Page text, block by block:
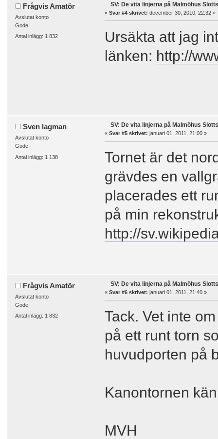
Frågvis Amatör
Avslutat konto
Gode
Antal inlägg: 1 832
SV: De vita linjerna på Malmöhus
« Svar #4 skrivet: december 30, 2010, 22:32 »
Ursäkta att jag
länken: http://
Sven lagman
Avslutat konto
Gode
Antal inlägg: 1 138
SV: De vita linjerna på Malmöhus
« Svar #5 skrivet: januari 01, 2011, 21:00 »
Tornet är det
grävdes en
placerades ett
på min
http://
Frågvis Amatör
Avslutat konto
Gode
Antal inlägg: 1 832
SV: De vita linjerna på Malmöhus
« Svar #6 skrivet: januari 01, 2011, 21:40 »
Tack. Vet inte
på ett runt torn
huvudporten på
Kanontornen
MVH